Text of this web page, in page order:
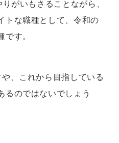
がいもさることながら、
トな職種として、令和の
です。
、これから目指している
るのではないでしょう